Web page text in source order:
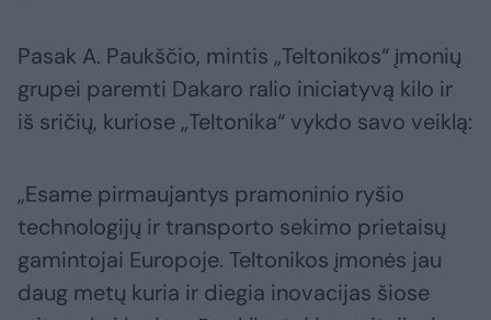
Pasak A. Paukščio, mintis „Teltonikos“ įmonių
grupei paremti Dakaro ralio iniciatyvą kilo ir
iš sričių, kuriose „Teltonika“ vykdo savo veiklą:
„Esame pirmaujantys pramoninio ryšio
technologijų ir transporto sekimo prietaisų
gamintojai Europoje. Teltonikos įmonės jau
daug metų kuria ir diegia inovacijas šiose